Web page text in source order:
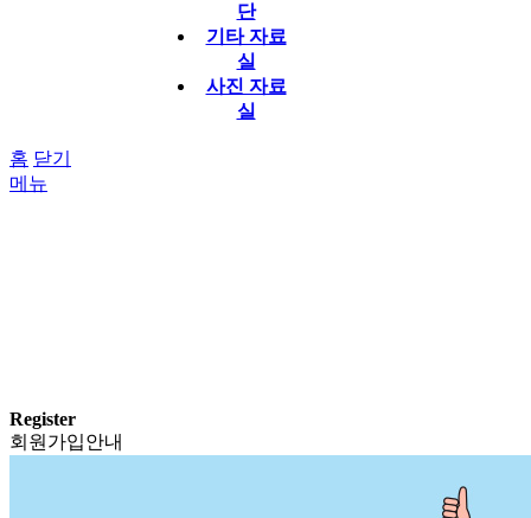
단
기타 자료
실
사진 자료
실
홈 닫기
메뉴
Register
회원가입안내